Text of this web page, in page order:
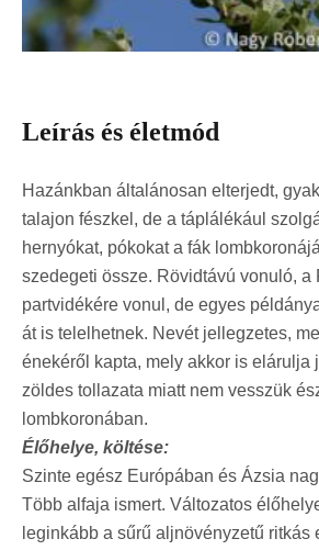
Leírás és életmód
Hazánkban általánosan elterjedt,
talajon fészkel, de a táplálékául
hernyókat, pókokat a fák
szedegeti össze. Rövidtávú vonuló, a
partvidékére vonul, de egyes
át is telelhetnek. Nevét jellegzetes,
énekéről kapta, mely akkor is elárulja
zöldes tollazata miatt nem vesszük
lombkoronában.
Élőhelye, költése:
Szinte egész Európában és Ázsia
Több alfaja ismert. Változatos
leginkább a sűrű aljnövényzetű ritkás